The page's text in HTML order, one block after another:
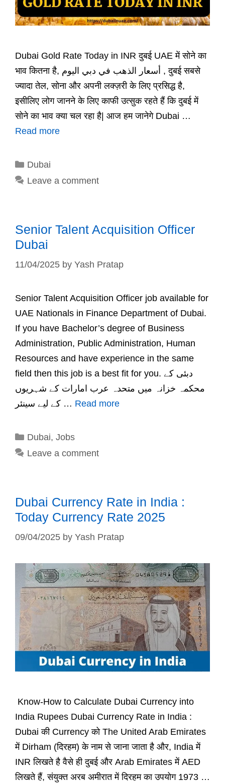
Dubai Gold Rate Today in INR दुबई UAE में सोने का
भाव कितना है, أسعار الذهب في دبي اليوم , दुबई सबसे
ज्यादा तेल, सोना और अपनी लक्ज़री के लिए प्रसिद्ध है,
इसीलिए लोग जानने के लिए काफी उत्सुक रहते हैं कि दुबई में
सोने का भाव क्या चल रहा है| आज हम जानेगे Dubai …
Read more
Categories
Dubai
Leave a comment
Senior Talent Acquisition Officer
Dubai
11/04/2025 by Yash Pratap
Senior Talent Acquisition Officer job available for
UAE Nationals in Finance Department of Dubai.
If you have Bachelor’s degree of Business
Administration, Public Administration, Human
Resources and have experience in the same
field then this job is a best fit for you. دبئی کے
محکمہ خزانہ میں متحدہ عرب امارات کے شہریوں
کے لیے سینئر … Read more
Categories
Dubai, Jobs
Leave a comment
Dubai Currency Rate in India :
Today Currency Rate 2025
09/04/2025 by Yash Pratap
Know-How to Calculate Dubai Currency into
India Rupees Dubai Currency Rate in India :
Dubai की Currency को The United Arab Emirates
में Dirham (दिरहम) के नाम से जाना जाता है और, India में
INR लिखते है वैसे ही दुबई और Arab Emirates में AED
लिखते हैं, संयुक्त अरब अमीरात में दिरहम का उपयोग 1973 …